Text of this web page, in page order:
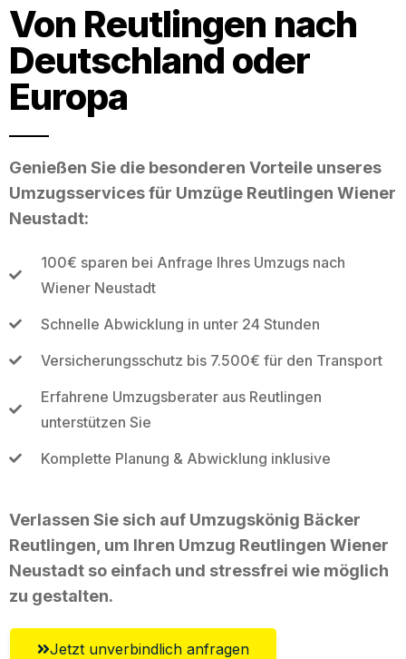
Von Reutlingen nach
Deutschland oder
Europa
Genießen Sie die besonderen Vorteile unseres
Umzugsservices für Umzüge Reutlingen Wiener
Neustadt:
100€ sparen bei Anfrage Ihres Umzugs nach
Wiener Neustadt
Schnelle Abwicklung in unter 24 Stunden
Versicherungsschutz bis 7.500€ für den Transport
Erfahrene Umzugsberater aus Reutlingen
unterstützen Sie
Komplette Planung & Abwicklung inklusive
Verlassen Sie sich auf Umzugskönig Bäcker
Reutlingen, um Ihren Umzug Reutlingen Wiener
Neustadt so einfach und stressfrei wie möglich
zu gestalten.
Jetzt unverbindlich anfragen